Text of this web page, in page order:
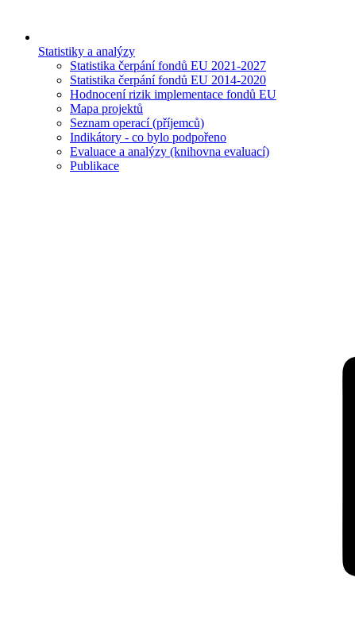
Statistiky a analýzy
Statistika čerpání fondů EU 2021-2027
Statistika čerpání fondů EU 2014-2020
Hodnocení rizik implementace fondů EU
Mapa projektů
Seznam operací (příjemců)
Indikátory - co bylo podpořeno
Evaluace a analýzy (knihovna evaluací)
Publikace